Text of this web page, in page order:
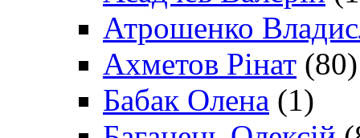
Атрошенко
Ахметов Рінат (80)
Бабак Олена (1)